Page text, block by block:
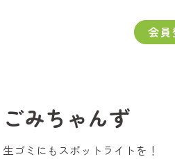
会
ごみちゃんず
生ゴミにもスポットライトを！